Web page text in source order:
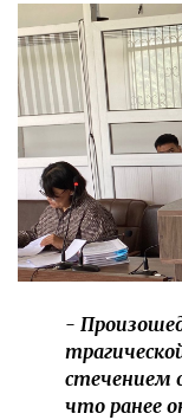
-
стечением
что ранее